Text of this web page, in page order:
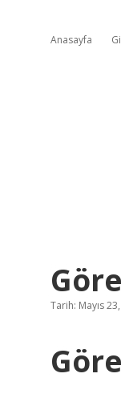
Anasayfa
Tarih: Mayıs